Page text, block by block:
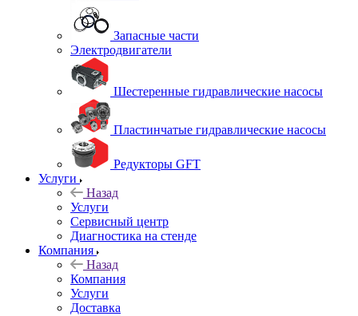
Запасные части
Электродвигатели
Шестеренные гидравлические насосы
Пластинчатые гидравлические насосы
Редукторы GFT
Услуги
Назад
Услуги
Сервисный центр
Диагностика на стенде
Компания
Назад
Компания
Услуги
Доставка